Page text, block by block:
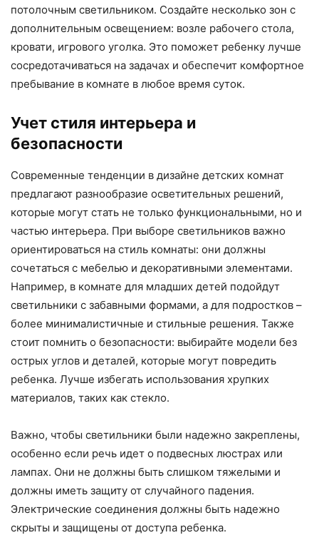
потолочным светильником. Создайте несколько зон с
дополнительным освещением: возле рабочего стола,
кровати, игрового уголка. Это поможет ребенку лучше
сосредотачиваться на задачах и обеспечит комфортное
пребывание в комнате в любое время суток.
Учет стиля интерьера и
безопасности
Современные тенденции в дизайне детских комнат
предлагают разнообразие осветительных решений,
которые могут стать не только функциональными, но и
частью интерьера. При выборе светильников важно
ориентироваться на стиль комнаты: они должны
сочетаться с мебелью и декоративными элементами.
Например, в комнате для младших детей подойдут
светильники с забавными формами, а для подростков –
более минималистичные и стильные решения. Также
стоит помнить о безопасности: выбирайте модели без
острых углов и деталей, которые могут повредить
ребенка. Лучше избегать использования хрупких
материалов, таких как стекло.
Важно, чтобы светильники были надежно закреплены,
особенно если речь идет о подвесных люстрах или
лампах. Они не должны быть слишком тяжелыми и
должны иметь защиту от случайного падения.
Электрические соединения должны быть надежно
скрыты и защищены от доступа ребенка.